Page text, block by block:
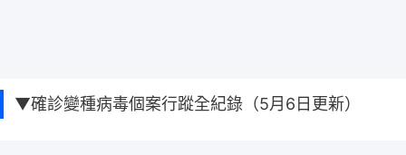
▼確診變種病毒個案行蹤全紀錄（5月6日更新）